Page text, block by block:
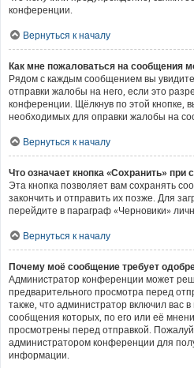
конференции.
Вернуться к началу
Как мне пожаловаться на сообщения
Рядом с каждым сообщением вы
отправки жалобы на него, если это
конференции. Щёлкнув по этой кнопке,
необходимых для оправки жалобы на
Вернуться к началу
Что означает кнопка «Сохранить» при
Эта кнопка позволяет вам сохранять
закончить и отправить их позже. Для
перейдите в параграф «Черновики»
Вернуться к началу
Почему моё сообщение требует
Администратор конференции может
предварительного просмотра перед
также, что администратор включил вас в
сообщения которых, по его или её
просмотрены перед отправкой.
администратором конференции для
информации.